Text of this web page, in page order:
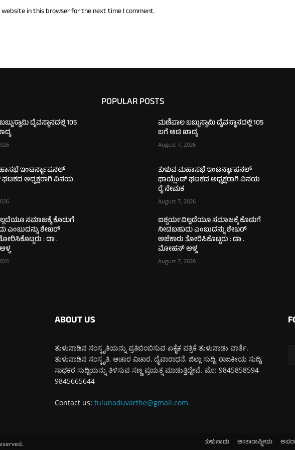
website in this browser for the next time I comment.
ದೈವಸ್ಥಾನದಲ್ಲಿ 105
ಇಂಟರ್ನ್ಯಾಷನಲ್
ಅಧ್ಯಕ್ಷರಾಗಿ ವಿನಯ
ಸಮಾಜಕ್ಕೆ ಕೊಡುಗೆ
ಎಂಬುದನ್ನು ಶೇಖರ್
: ಡಾ .
POPULAR POSTS
ಮಣಿಪಾಲ ಬಬ್ಬುಸ್ವಾಮಿ ದೈವಸ್ಥಾನದಲ್ಲಿ 105
ಬಗೆ ಆಟಿ ಖಾದ್ಯ
August 7, 2026
ತುಳುವ ಮಹಾಸಭೆ ಇಂಟರ್ನ್ಯಾಷನಲ್
ಥಾಯ್ಲೆಂಡ್ ಘಟಕದ ಅಧ್ಯಕ್ಷರಾಗಿ ವಿನಯ
ರೈ ನೇಮಕ
August 7, 2026
ಐಶ್ವರ್ಯವಿಲ್ಲದೆಯೂ ಸಮಾಜಕ್ಕೆ ಕೊಡುಗೆ
ನೀಡಬಹುದು ಎಂಬುದನ್ನು ಶೇಖರ್
ಅಜೆಕಾರು ತೋರಿಸಿಕೊಟ್ಟರು : ಡಾ .
ಮೋಹನ್ ಆಳ್ವ
August 7, 2026
ABOUT US
ತುಳುನಾಡಿನ ಸಂಸ್ಕೃತಿಯನ್ನು ಪ್ರತಿಬಿಂಬಿಸುವ ಏಕೈಕ ಪತ್ರಿಕೆ ತುಳುನಾಡು ವಾರ್ತೆ.
ತುಳುನಾಡಿನ ಸಂಸ್ಕೃತಿ, ಆಚಾರ ವಿಚಾರ, ದೈವಾರಾಧನೆ, ಜಿಲ್ಲಾ ಸುದ್ದಿ, ರಾಜಕೀಯ ಸುದ್ದಿ,
ಸಾಧಕರ ಸುದ್ದಿಯನ್ನು ತಿಳಿಸುವ ಸಣ್ಣ ಪ್ರಯತ್ನ ಮಾಡುತ್ತಿದ್ದೇವೆ. ಮೊ: 9845858594
9845665644
Contact us: tulunaduvarthe@gmail.com
ತುಳುನಾಡು ಅಂತಾರಾಷ್ಟ್ರೀಯ